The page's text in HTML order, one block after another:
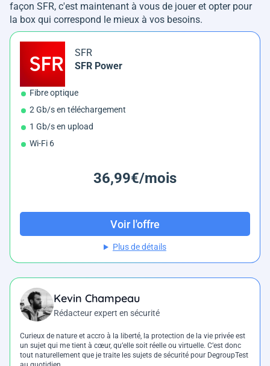
façon SFR, c'est maintenant à vous de jouer et opter pour
la box qui correspond le mieux à vos besoins.
SFR
SFR Power
Fibre optique
2 Gb/s en téléchargement
1 Gb/s en upload
Wi-Fi 6
36,99€/mois
Voir l'offre
Plus de détails
Kevin Champeau
Rédacteur expert en sécurité
Curieux de nature et accro à la liberté, la protection de la vie privée est
un sujet qui me tient à cœur, qu’elle soit réelle ou virtuelle. C’est donc
tout naturellement que je traite les sujets de sécurité pour DegroupTest